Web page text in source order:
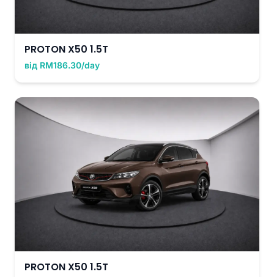
PROTON X50 1.5T
від RM186.30/day
PROTON X50 1.5T